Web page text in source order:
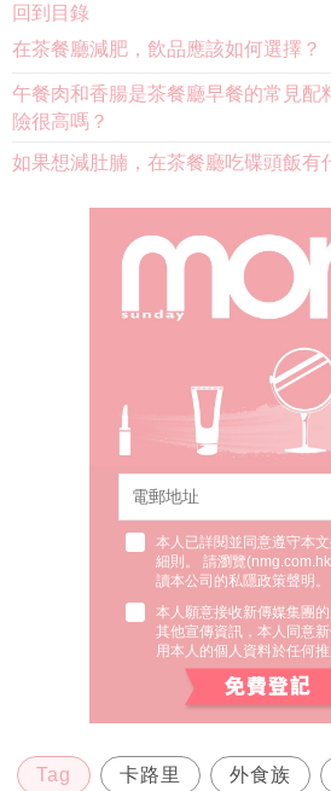
回到目錄
在茶餐廳減肥，飲品應該如何選擇？
午餐肉和香腸是茶餐廳早餐的常見配
險很高嗎？
如果想減肚腩，在茶餐廳吃碟頭飯有
本人已詳閱並同意遵守本
細則。 請瀏覽(
讀本公司的私隱政策聲明。
本人願意接收新傳媒集團
其他宣傳資訊，本人同意
用本人的個人資料於任何推
Tag 卡路里 外食族